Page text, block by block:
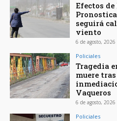
Efectos
seguirá
viento
6 de agosto, 2026
Policiales
Tragedia
muere
Vaqueros
6 de agosto, 2026
Policiales